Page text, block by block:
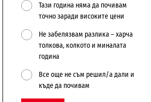
Тази година няма да почивам
точно заради високите цени
Не забелязвам разлика – харча
толкова, колкото и миналата
година
Все още не съм решил/а дали и
къде да почивам